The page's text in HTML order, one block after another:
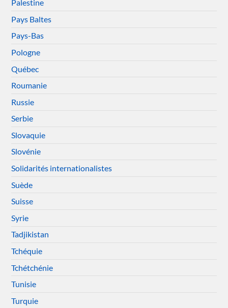
Palestine
Pays Baltes
Pays-Bas
Pologne
Québec
Roumanie
Russie
Serbie
Slovaquie
Slovénie
Solidarités internationalistes
Suède
Suisse
Syrie
Tadjikistan
Tchéquie
Tchétchénie
Tunisie
Turquie